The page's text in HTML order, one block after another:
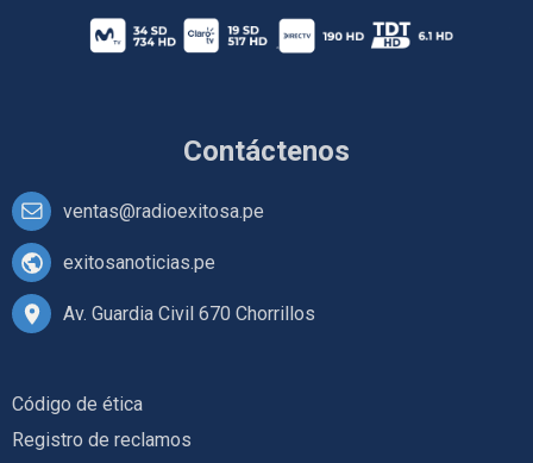
Contáctenos
ventas@radioexitosa.pe
exitosanoticias.pe
Av. Guardia Civil 670 Chorrillos
Código de ética
Registro de reclamos